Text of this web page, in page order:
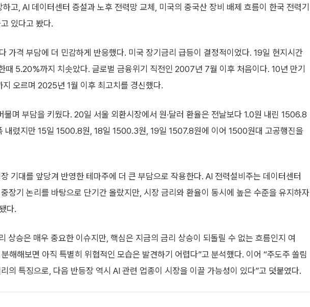
고, AI 데이터센터 증설과 노후 전력망 교체, 미국의 중국산 장비 배제 흐름이 한국 전력기
있다고 봤다.
가격 부담에 더 민감하게 반응했다. 미국 장기금리 급등이 결정적이었다. 19일 현지시간
때 5.20%까지 치솟았다. 글로벌 금융위기 직전인 2007년 7월 이후 처음이다. 10년 만기
오르며 2025년 1월 이후 최고치를 경신했다.
물며 부담을 키웠다. 20일 서울 외환시장에서 원·달러 환율은 전날보다 1.0원 내린 1506.8
내렸지만 15일 1500.8원, 18일 1500.3원, 19일 1507.8원에 이어 1500원대 고공행진을
기대를 앞당겨 반영한 테마주에 더 큰 부담으로 작용한다. AI 전력설비주는 데이터센터
장기 논리를 바탕으로 단기간 올랐지만, 시장 금리와 환율이 동시에 높은 수준을 유지하자
다.
상승은 매우 중요한 이슈지만, 핵심은 지금의 금리 상승이 되돌릴 수 없는 흐름인지 여
해해보면 아직 특별히 위협적인 모습은 발견하기 어렵다”고 분석했다. 이어 “주도주 쏠림
의 특징으로, 다음 반등장 역시 AI 관련 업종이 시장을 이끌 가능성이 있다”고 덧붙였다.